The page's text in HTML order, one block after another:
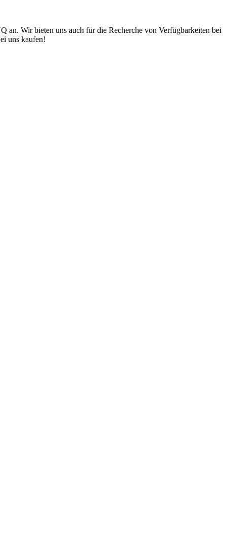
an. Wir bieten uns auch für die Recherche von Verfügbarkeiten bei
uns kaufen!